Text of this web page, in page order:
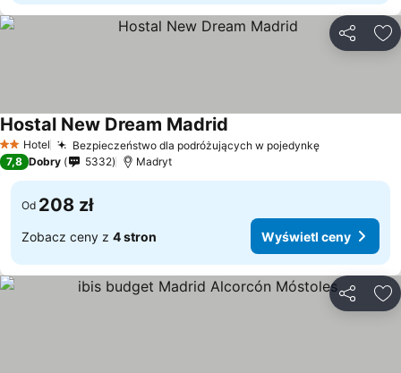
2 Kategoria
Hotel Bezpieczeństwo dla podróżujących w pojedynkęWyświetl
Hostal New Dream Madrid
7,8 Dobry 5332 Madryt
Od 208 zł
Zobacz ceny z 4 stron Wyświetl ceny